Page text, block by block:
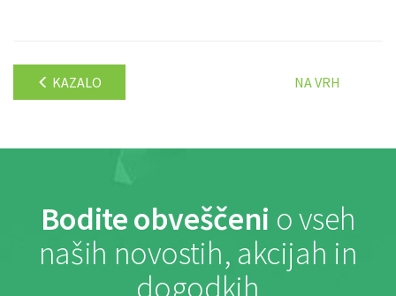
KAZALO NA VRH
Bodite obveščeni o vseh
naših novostih, akcijah in
dogodkih